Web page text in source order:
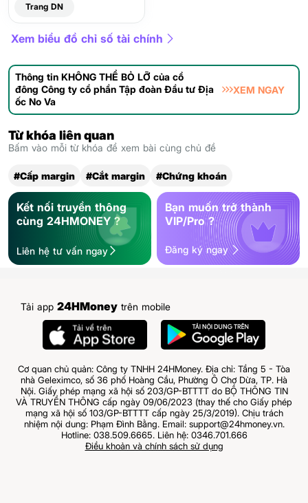
Trang DN
Xem biểu đồ chỉ số tài chính
Thông tin KHÔNG THỂ BỎ LỠ của cổ
đông Công ty cổ phần Tập đoàn Đầu tư Địa
ốc No Va
XEM NGAY
Từ khóa liên quan
Bấm vào mỗi từ khóa để xem bài cùng chủ đề
#Cấp margin #Cắt margin #Chứng khoán
Kết nối truyền thông
cùng 24HMONEY ?
Liên hệ tư vấn ngay
Bạn muốn trở thành
VIP/Pro ?
Đăng ký ngay
Tải app 24HMoney trên mobile
Cơ quan chủ quản: Công ty TNHH 24HMoney. Địa chỉ: Tầng 5 - Tòa
nhà Geleximco, số 36 phố Hoàng Cầu, Phường Ô Chợ Dừa, TP. Hà
Nội. Giấy phép mạng xã hội số 203/GP-BTTTT do BỘ THÔNG TIN
VÀ TRUYỀN THÔNG cấp ngày 09/06/2023 (thay thế cho Giấy phép
mạng xã hội số 103/GP-BTTTT cấp ngày 25/3/2019). Chịu trách
nhiệm nội dung: Phạm Đình Bằng. Email: support@24hmoney.vn.
Hotline: 038.509.6665. Liên hệ: 0346.701.666
Điều khoản và chính sách sử dụng